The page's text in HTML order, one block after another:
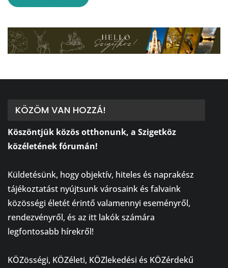
KÖZÖM VAN HOZZÁ!
Köszöntjük közös otthonunk, a Szigetköz
közéletének fórumán!
Küldetésünk, hogy objektív, hiteles és naprakész
tájékoztatást nyújtsunk városaink és falvaink
közösségi életét érintő valamennyi eseményről,
rendezvényről, és az itt lakók számára
legfontosabb hírekről!
KÖZösségi, KÖZéleti, KÖZlekedési és KÖZérdekű